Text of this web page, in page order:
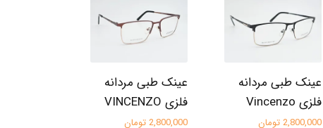
عینک طبی مردانه
فلزی Vincenzo
2,800,000 تومان
عینک طبی مردانه
فلزی VINCENZO
2,800,000 تومان